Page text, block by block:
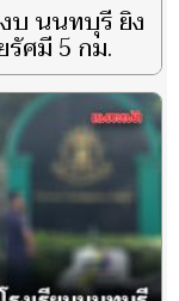
บ นนทบุรี ยิง
รัศมี 5 กม.